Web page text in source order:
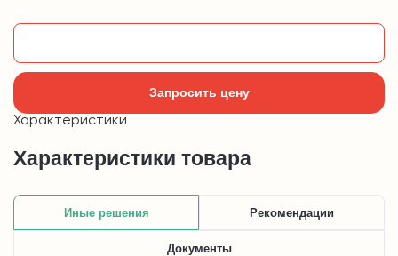
Запросить цену
Характеристики
Характеристики товара
Иные решения Рекомендации
Документы